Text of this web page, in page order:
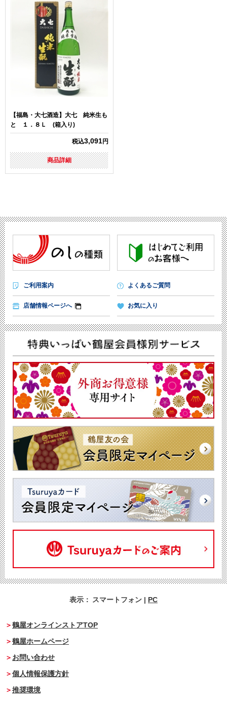
【福島・大七酒造】大七 純米生も
と １．８Ｌ (箱入り)
税込3,091円
商品詳細
ご利用案内 よくあるご質問
店舗情報ページへ お気に入り
表示： スマートフォン | PC
鶴屋オンラインストアTOP
鶴屋ホームページ
お問い合わせ
個人情報保護方針
推奨環境